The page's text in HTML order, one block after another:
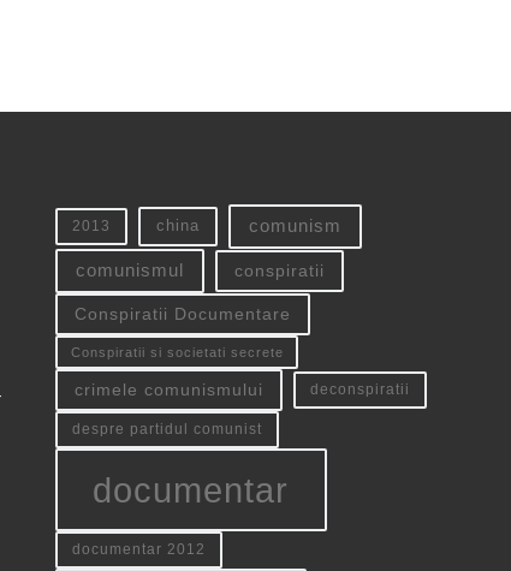
2013 china comunism
comunismul conspiratii
Conspiratii Documentare
Conspiratii si societati secrete
crimele comunismului deconspiratii
despre partidul comunist
documentar
documentar 2012